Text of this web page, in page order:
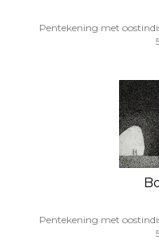
Pentekening met
Pentekening met